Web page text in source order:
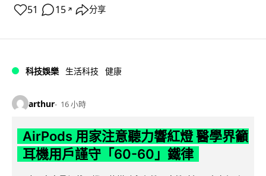
51 15 ↗ 分享
科技娛樂 生活科技 健康
arthur 16 小時
AirPods 用家注意聽力響紅燈 醫學界籲
耳機用戶謹守「60-60」鐵律